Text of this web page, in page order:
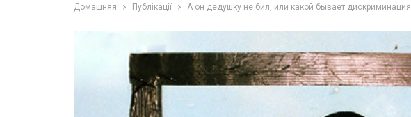
Домашняя Публікації А он дедушку не бил, или какой бывает дискриминация